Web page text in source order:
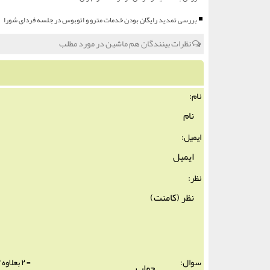
بررسی تمدید رایگان بودن خدمات مترو و اتوبوس در جلسه فردای شورا
نظرات بینندگان هم ماشین در مورد مطلب
نام:
ایمیل:
نظر:
سوال: = ۲ بعلاوه ۳